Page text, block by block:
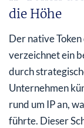
die Höhe
Der native
verzeichnet ein
durch
Unternehmen
rund um IP an,
führte. Dieser